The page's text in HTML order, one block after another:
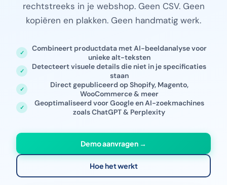
rechtstreeks in je webshop. Geen CSV. Geen
kopiëren en plakken. Geen handmatig werk.
Combineert productdata met AI-beeldanalyse voor
unieke alt-teksten
Detecteert visuele details die niet in je specificaties
staan
Direct gepubliceerd op Shopify, Magento,
WooCommerce & meer
Geoptimaliseerd voor Google en AI-zoekmachines
zoals ChatGPT & Perplexity
Demo aanvragen →
Hoe het werkt